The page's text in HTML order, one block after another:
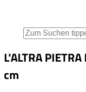
L'ALTRA
cm